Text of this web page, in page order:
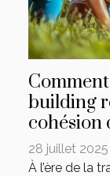
building
cohésion
28 juillet 2025
À l’ère de la